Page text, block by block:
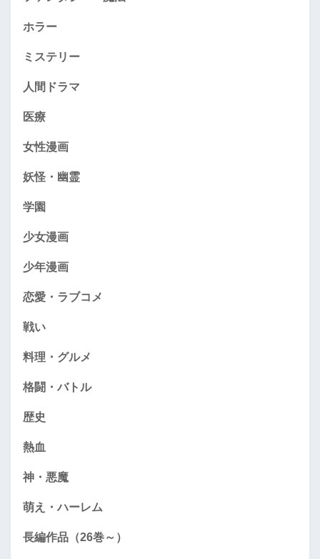
ホラー
ミステリー
人間ドラマ
医療
女性漫画
妖怪・幽霊
学園
少女漫画
少年漫画
恋愛・ラブコメ
戦い
料理・グルメ
格闘・バトル
歴史
熱血
神・悪魔
萌え・ハーレム
長編作品（26巻～）